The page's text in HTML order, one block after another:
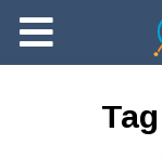
Ajouter du